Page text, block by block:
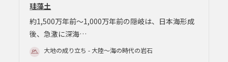
珪藻土
約1,500万年前～1,000万年前の隠岐は、日本海形成
後、急激に深海…
大地の成り立ち - 大陸～海の時代の岩石